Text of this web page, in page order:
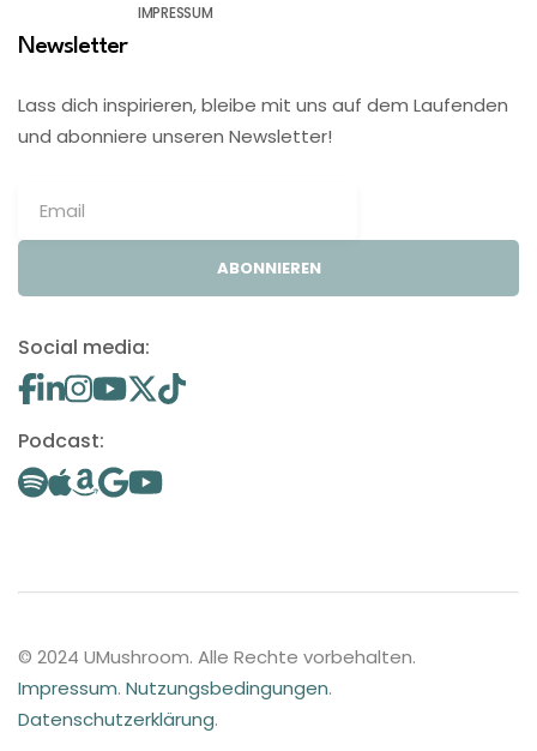
IMPRESSUM
Newsletter
Lass dich inspirieren, bleibe mit uns auf dem Laufenden
und abonniere unseren Newsletter!
ABONNIEREN
Social media:
Podcast:
© 2024 UMushroom. Alle Rechte vorbehalten.
Impressum. Nutzungsbedingungen.
Datenschutzerklärung.